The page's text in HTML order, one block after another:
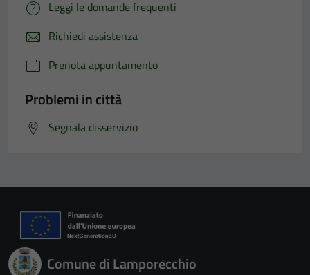
Leggi le domande frequenti
Richiedi assistenza
Prenota appuntamento
Problemi in città
Segnala disservizio
Comune di Lamporecchio